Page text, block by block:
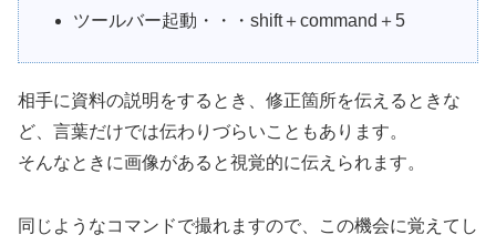
ツールバー起動・・・shift＋command＋5
相手に資料の説明をするとき、修正箇所を伝えるときな
ど、言葉だけでは伝わりづらいこともあります。
そんなときに画像があると視覚的に伝えられます。
同じようなコマンドで撮れますので、この機会に覚えてし